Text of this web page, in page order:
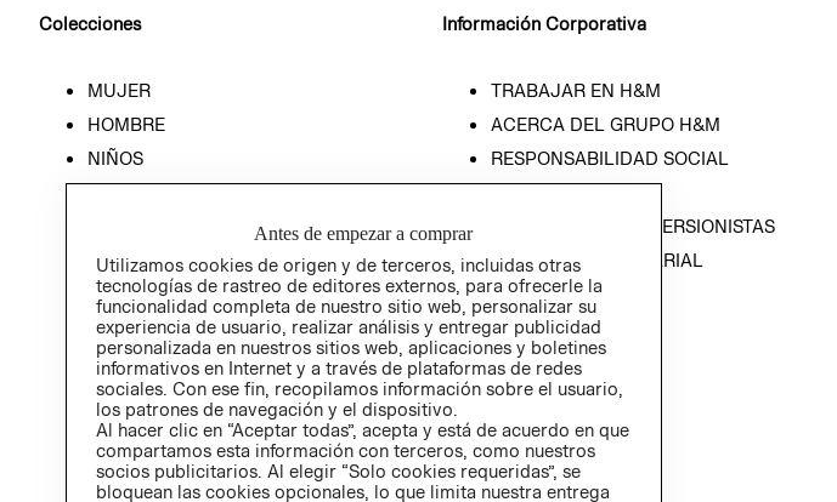
Colecciones
MUJER
HOMBRE
NIÑOS
Información Corporativa
TRABAJAR EN H&M
ACERCA DEL GRUPO H&M
RESPONSABILIDAD SOCIAL
RELACIÓN CON INVERSIONISTAS
POLÍTICA EMPRESARIAL
Antes de empezar a comprar
Utilizamos cookies de origen y de terceros, incluidas otras
tecnologías de rastreo de editores externos, para ofrecerle la
funcionalidad completa de nuestro sitio web, personalizar su
experiencia de usuario, realizar análisis y entregar publicidad
personalizada en nuestros sitios web, aplicaciones y boletines
informativos en Internet y a través de plataformas de redes
sociales. Con ese fin, recopilamos información sobre el usuario,
los patrones de navegación y el dispositivo.
Al hacer clic en “Aceptar todas”, acepta y está de acuerdo en que
compartamos esta información con terceros, como nuestros
socios publicitarios. Al elegir “Solo cookies requeridas”, se
bloquean las cookies opcionales, lo que limita nuestra entrega